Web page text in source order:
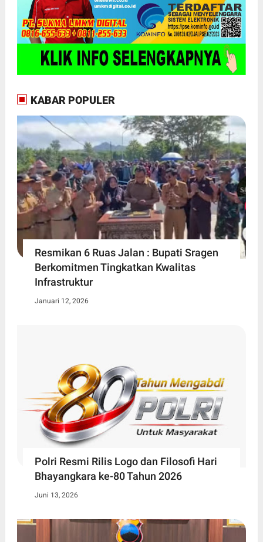
KABAR POPULER
Resmikan 6 Ruas Jalan : Bupati Sragen
Berkomitmen Tingkatkan Kwalitas
Infrastruktur
Januari 12, 2026
Polri Resmi Rilis Logo dan Filosofi Hari
Bhayangkara ke-80 Tahun 2026
Juni 13, 2026